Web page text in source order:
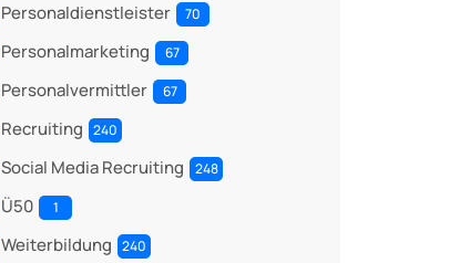
Personaldienstleister 70
Personalmarketing 67
Personalvermittler 67
Recruiting 240
Social Media Recruiting 248
Ü50 1
Weiterbildung 240